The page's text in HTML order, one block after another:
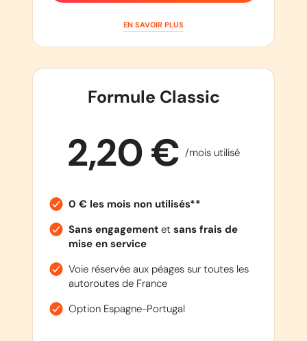
EN SAVOIR PLUS
Formule Classic
2,20 € /mois utilisé
0 € les mois non utilisés**
Sans engagementet sans frais de
mise en service
Voie réservée aux péages sur toutes les
autoroutes de France
Option Espagne-Portugal